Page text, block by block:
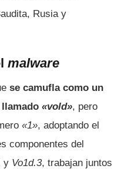
Rusia y
malware
se camufla como un
«vold», pero
«1», adoptando el
componentes del
y Vo1d.3, trabajan juntos